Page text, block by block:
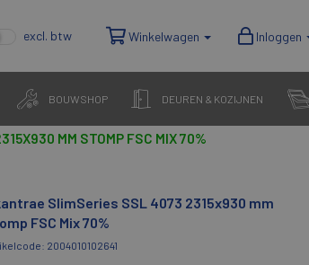
excl. btw Winkelwagen Inloggen
BOUWSHOP DEUREN & KOZIJNEN
MM STOMP FSC MIX 70%
SlimSeries SSL 4073 2315x930 mm
FSC Mix 70%
2004010102641